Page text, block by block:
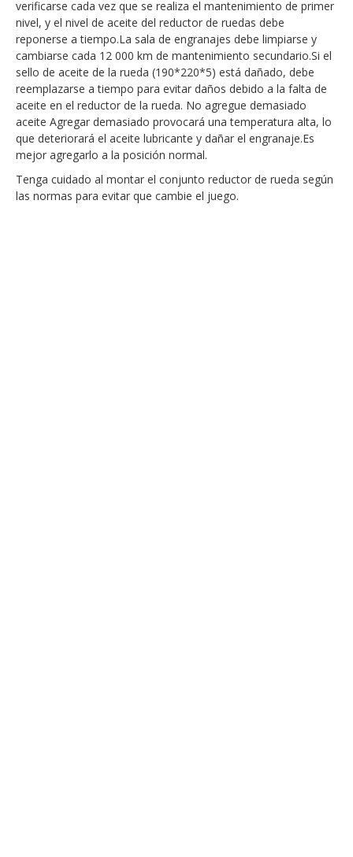
verificarse cada vez que se realiza el mantenimiento de primer
nivel, y el nivel de aceite del reductor de ruedas debe
reponerse a tiempo.La sala de engranajes debe limpiarse y
cambiarse cada 12 000 km de mantenimiento secundario.Si el
sello de aceite de la rueda (190*220*5) está dañado, debe
reemplazarse a tiempo para evitar daños debido a la falta de
aceite en el reductor de la rueda. No agregue demasiado
aceite Agregar demasiado provocará una temperatura alta, lo
que deteriorará el aceite lubricante y dañar el engranaje.Es
mejor agregarlo a la posición normal.
Tenga cuidado al montar el conjunto reductor de rueda según
las normas para evitar que cambie el juego.